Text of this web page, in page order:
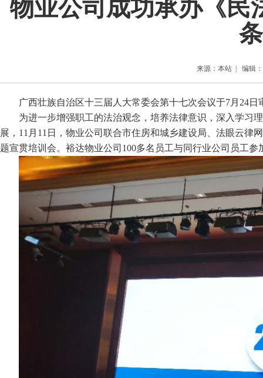
物业公司成功承办《民
来源：本站 | 编辑
广西壮族自治区十三届人大常委会第十七次会议于7月24
为进一步增强职工的法治观念，培养法律意识，深入学习
展，11月11日，物业公司联合市住房和城乡建设局、法眼云
题宣贯培训会。裕达物业公司100多名员工与同行业公司员工参